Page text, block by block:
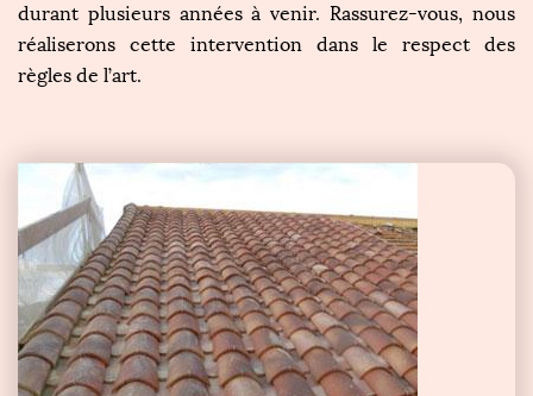
durant plusieurs années à venir. Rassurez-vous, nous
réaliserons cette intervention dans le respect des
règles de l’art.